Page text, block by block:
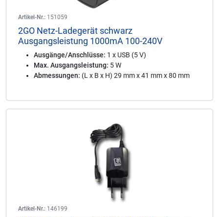
Artikel-Nr.: 151059
2GO Netz-Ladegerät schwarz
Ausgangsleistung 1000mA 100-240V
Ausgänge/Anschlüsse: 1 x USB (5 V)
Max. Ausgangsleistung: 5 W
Abmessungen: (L x B x H) 29 mm x 41 mm x 80 mm
Artikel-Nr.: 146199